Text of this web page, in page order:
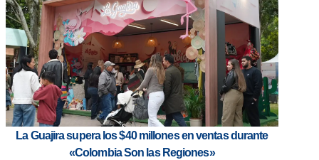
La Guajira supera los $40 millones en ventas durante
«Colombia Son las Regiones»